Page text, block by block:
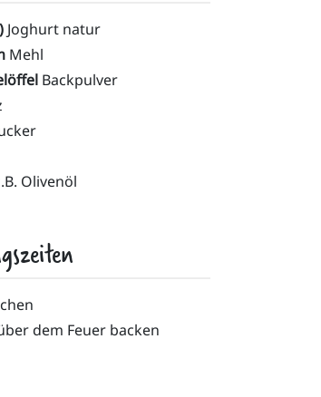
Joghurt natur
Mehl
Backpulver
Olivenöl
dem Feuer backen